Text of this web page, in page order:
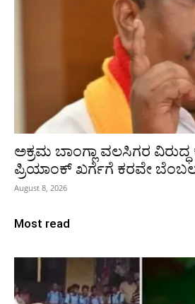
ಅಕ್ರಮ ಬಾಂಗ್ಲಾ ವಲಸಿಗರ ವಿರುದ್ಧ
ಪ್ರಿಯಾಂಕ್ ಖರ್ಗೆಗೆ ಕರವೇ
August 8, 2026
Most read